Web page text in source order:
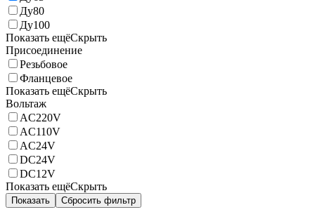
Ду80
Ду100
Показать ещёСкрыть
Присоединение
Резьбовое
Фланцевое
Показать ещёСкрыть
Вольтаж
AC220V
AC110V
AC24V
DC24V
DC12V
Показать ещёСкрыть
Показать Сбросить фильтр